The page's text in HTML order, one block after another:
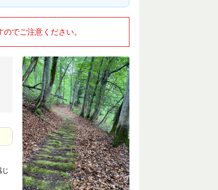
でご注意ください。